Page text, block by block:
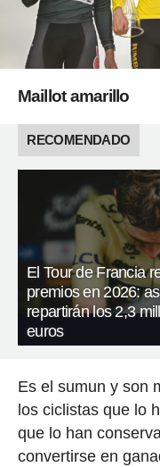
Maillot amarillo
RECOMENDADO
El Tour de Francia
premios en 2026:
repartirán los 2,3
euros
Es el sumun y son
los ciclistas que lo
que lo han
convertirse en